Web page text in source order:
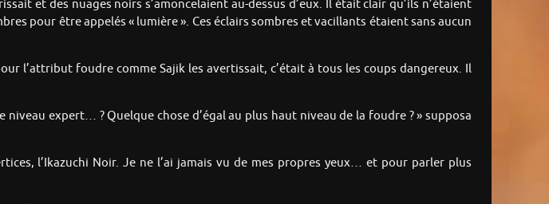
et des nuages noirs s’amoncelaient au-dessus d’eux. Il était clair qu’ils n’étaient
pour être appelés « lumière ». Ces éclairs sombres et vacillants étaient sans aucun
l’attribut foudre comme Sajik les avertissait, c’était à tous les coups dangereux. Il
expert… ? Quelque chose d’égal au plus haut niveau de la foudre ? » supposa
l’Ikazuchi Noir. Je ne l’ai jamais vu de mes propres yeux… et pour parler plus